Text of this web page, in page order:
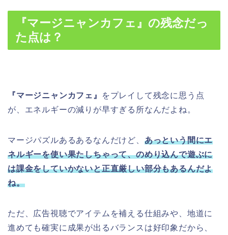
『マージニャンカフェ』 の残念だっ
た点は？
『マージニャンカフェ』
をプレイして残念に思う点
が、エネルギーの減りが早すぎる所なんだよね。
マージパズルあるあるなんだけど、 あっという間にエ
ネルギーを使い果たしちゃって、のめり込んで遊ぶに
は課金をしていかないと正直厳しい部分もあるんだよ
ね。
ただ、広告視聴でアイテムを補える仕組みや、地道に
進めても確実に成果が出るバランスは好印象だから、